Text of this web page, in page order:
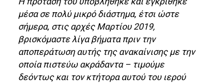
μέσα σε πολύ μικρό διάστημα, έτσι ώστε
σήμερα, στις αρχές Μαρτίου 2019,
βρισκόμαστε λίγα βήματα πριν την
αποπεράτωση αυτής της ανακαίνισης με την
οποία πιστεύω ακράδαντα – τιμούμε
δεόντως και τον κτήτορα αυτού του ιερού